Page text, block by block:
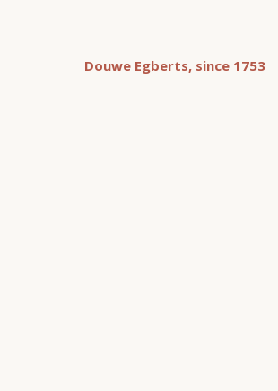
Douwe Egberts, since 1753